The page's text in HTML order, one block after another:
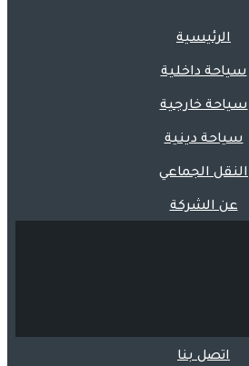
الرئيسية
سياحة داخلية
سياحة خارجية
سياحة دينية
النقل الجماعي
عن الشركة
اتصل بنا